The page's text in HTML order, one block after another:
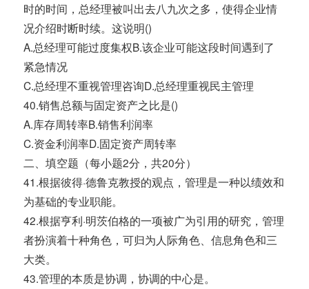
时的时间，总经理被叫出去八九次之多，使得企业情
况介绍时断时续。这说明()
A.总经理可能过度集权B.该企业可能这段时间遇到了
紧急情况
C.总经理不重视管理咨询D.总经理重视民主管理
40.销售总额与固定资产之比是()
A.库存周转率B.销售利润率
C.资金利润率D.固定资产周转率
二、填空题（每小题2分，共20分）
41.根据彼得·德鲁克教授的观点，管理是一种以绩效和
为基础的专业职能。
42.根据亨利·明茨伯格的一项被广为引用的研究，管理
者扮演着十种角色，可归为人际角色、信息角色和三
大类。
43.管理的本质是协调，协调的中心是。